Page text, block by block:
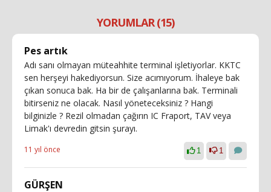
YORUMLAR (15)
Pes artık
Adı sanı olmayan müteahhite terminal işletiyorlar. KKTC
sen herşeyi hakediyorsun. Size acımıyorum. İhaleye bak
çıkan sonuca bak. Ha bir de çalışanlarına bak. Terminali
bitirseniz ne olacak. Nasıl yöneteceksiniz ? Hangi
bilginizle ? Rezil olmadan çağırın IC Fraport, TAV veya
Limak'ı devredin gitsin şurayı.
11 yıl önce 1 1
GÜRŞEN